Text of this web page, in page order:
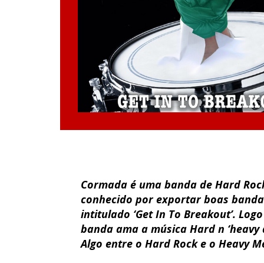
Cormada é uma banda de Hard
conhecido por exportar boas
intitulado ‘Get In To Breakout’.
banda ama a música Hard n
Algo entre o Hard Rock e o Heavy